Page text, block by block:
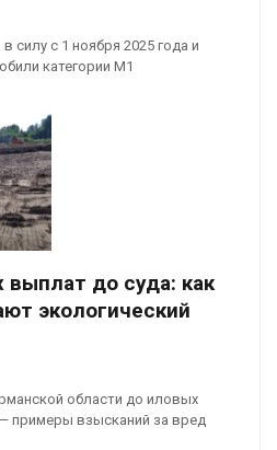
силу с 1 ноября 2025 года и
категории М1
до суда: как
экологический
области до иловых
примеры взысканий за вред